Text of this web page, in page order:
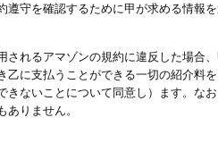
遵守を確認するために甲が求める情報
されるアマゾンの規約に違反した場合
乙に支払うことができる一切の紹介料
きないことについて同意し）ます。な
りません。